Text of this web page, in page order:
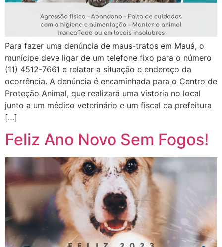
Para fazer uma denúncia de maus-tratos em Mauá, o
munícipe deve ligar de um telefone fixo para o número
(11) 4512-7661 e relatar a situação e endereço da
ocorrência. A denúncia é encaminhada para o Centro de
Proteção Animal, que realizará uma vistoria no local
junto a um médico veterinário e um fiscal da prefeitura
[…]
Feliz Ano Novo Sem Fogos!